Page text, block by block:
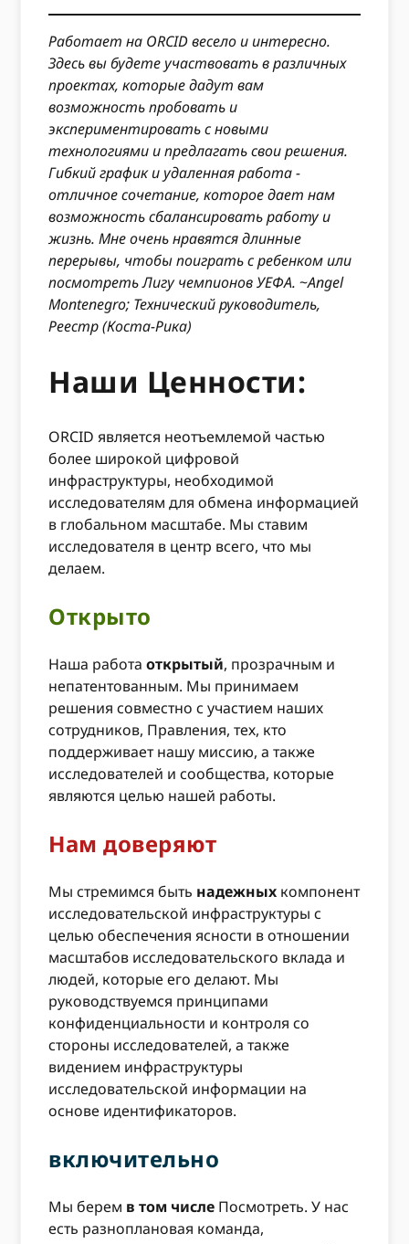
Работает на ORCID весело и интересно.
Здесь вы будете участвовать в различных
проектах, которые дадут вам
возможность пробовать и
экспериментировать с новыми
технологиями и предлагать свои решения.
Гибкий график и удаленная работа -
отличное сочетание, которое дает нам
возможность сбалансировать работу и
жизнь. Мне очень нравятся длинные
перерывы, чтобы поиграть с ребенком или
посмотреть Лигу чемпионов УЕФА.~Angel
Montenegro; Технический руководитель,
Реестр (Коста-Рика)
Наши Ценности:
ORCID является неотъемлемой частью
более широкой цифровой
инфраструктуры, необходимой
исследователям для обмена информацией
в глобальном масштабе. Мы ставим
исследователя в центр всего, что мы
делаем.
Открыто
Наша работаоткрытый, прозрачным и
непатентованным. Мы принимаем
решения совместно с участием наших
сотрудников, Правления, тех, кто
поддерживает нашу миссию, а также
исследователей и сообщества, которые
являются целью нашей работы.
Нам доверяют
Мы стремимся быть надежных компонент
исследовательской инфраструктуры с
целью обеспечения ясности в отношении
масштабов исследовательского вклада и
людей, которые его делают. Мы
руководствуемся принципами
конфиденциальности и контроля со
стороны исследователей, а также
видением инфраструктуры
исследовательской информации на
основе идентификаторов.
включительно
Мы берем в том числе Посмотреть. У нас
есть разноплановая команда,